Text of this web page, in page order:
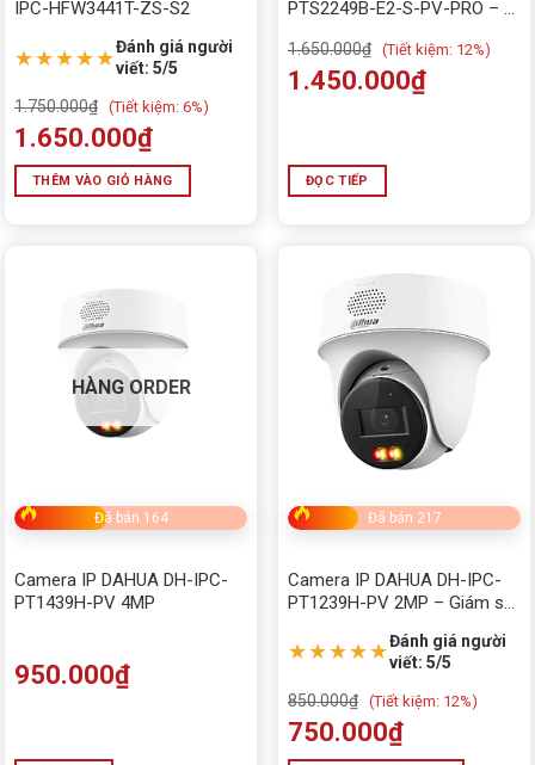
IPC-HFW3441T-ZS-S2
★★★★★Đánh giá người
viết: 5/5
1.750.000₫ (Tiết kiệm: 6%)
1.650.000₫
THÊM VÀO GIỎ HÀNG
PTS2249B-E2-S-PV-PRO – 2
1.650.000₫ (Tiết kiệm: 12%)
1.450.000₫
ĐỌC TIẾP
HÀNG ORDER
Đã bán 164
Camera IP DAHUA DH-IPC-
PT1439H-PV 4MP
950.000₫
Đã bán 217
Camera IP DAHUA DH-IPC-
PT1239H-PV 2MP – Giám sát
đàm thoại hai chiều
★★★★★Đánh giá người
viết: 5/5
850.000₫ (Tiết kiệm: 12%)
750.000₫